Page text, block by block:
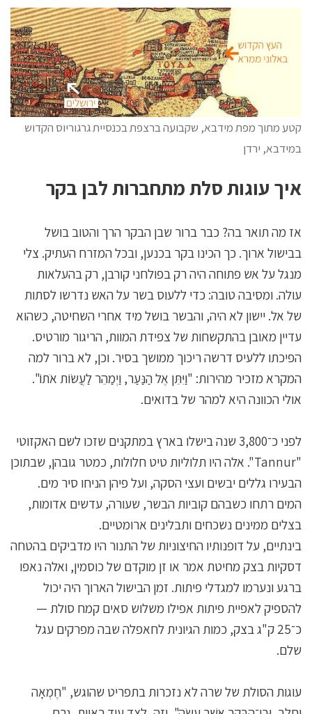
קטע מתוך מפת מידבא, שקבועה ברצפת בכנסיית גרגוריוס הקדוש
במידבא, ירדן
איך עוגות סלת מתחברות לבן בקר
אז מה תואר בה? כבר ברור שבן הבקר הרך והטוב בושל
בבישול ארוך. כך הכינו בקר בכנען, ובכל המזרח העתיק. צלי
מנגל על אש פתוחה היה רק בפולחני קורבן, רק בהעלאות
עולה. ומסיבה טובה: כדי ללעוס בשר על האש נדרשו לסתות
של אל. יישון לא היה, והבשר בושל מיד אחרי השחיטה, כשהוא
עדיין מאובן בהתקשחות של צפידת המוות, הריגור מורטיס.
הפיכתו ללעיס דרשה ריכוך ממושך בסיר. וכן, לא ברור למה
המקרא מזכיר מהירות: "וַיִּתֵּן אֶל הַנַּעַר, וַיְמַהֵר לַעֲשׂוֹת אֹתוֹ".
אולי הכוונה היא למהר של בדואים.
לפני כ־3,800 שנה בישלו בארץ במתקנים שזכו לשם האקזוטי
"Tannur". אלה היו תלוליות טיט חלולות, כמטר גובהן, שבתוכן
הבעירו גללים יבשים ועצי הסקה, ועל פיהן הניחו סיר מים.
המים רתחו כשבהם קוביות הבשר, שעורה, עדשים אדומות,
בצלים ממינים נשכחים ותבלינים ארומטיים.
בינתיים, על דופנותיו החיצוניות של התנור היו מדביקים בהטחה
דסקיות בצק מחיטת אמר או זן מוקדם של כוסמין, ואלה נאפו
ברגע ונערמו למגדלי פיתות. זמן הבישול הארוך היה יכול
להספיק לאפיית פיתות אפילו משלוש סאים קמח סולת —
כ־25 ק"ג בצק, כמות הגיונית לחאפלה שבה מפרקים עגל
שלם.
עוגות הסולת של שרה לא נזכרות בתפריט שהוגש, "חֶמְאָה